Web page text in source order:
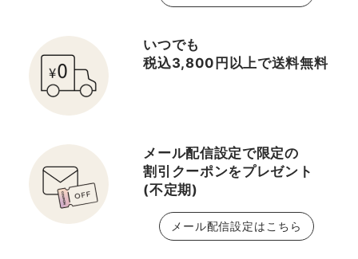
いつでも
税込3,800円以上で送料無料
メール配信設定で限定の
割引クーポンをプレゼント
(不定期)
メール配信設定はこちら